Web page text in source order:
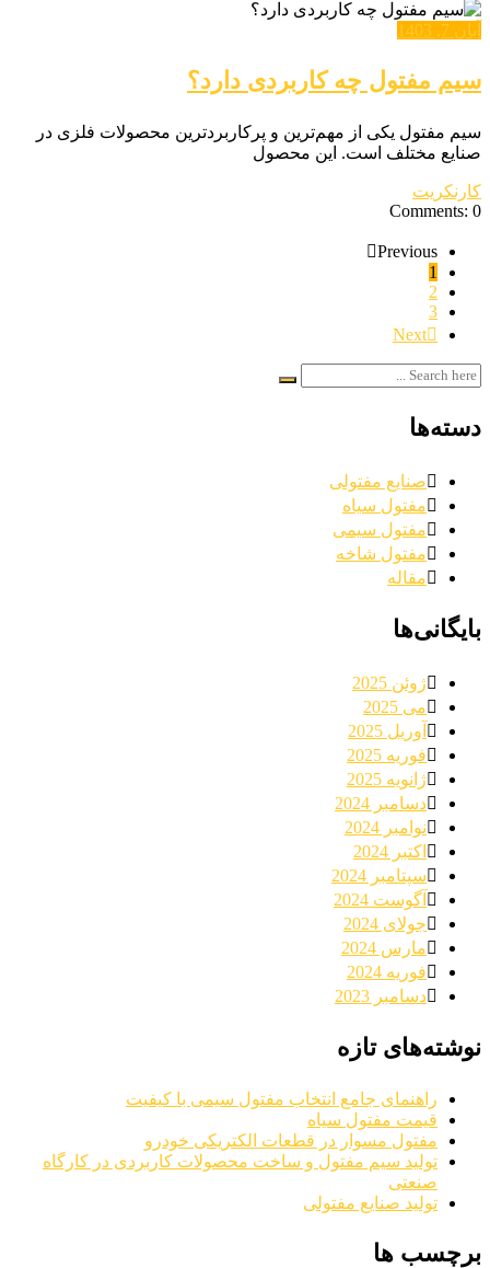
آبان 7, 1403
سیم مفتول چه کاربردی دارد؟
سیم مفتول یکی از مهم‌ترین و پرکاربردترین محصولات فلزی در
صنایع مختلف است. این محصول
کارنکریت
Comments: 0
Previous
1
2
3
Next
دسته‌ها
صنایع مفتولی
مفتول سیاه
مفتول سیمی
مفتول شاخه
مقاله
بایگانی‌ها
ژوئن 2025
می 2025
آوریل 2025
فوریه 2025
ژانویه 2025
دسامبر 2024
نوامبر 2024
اکتبر 2024
سپتامبر 2024
آگوست 2024
جولای 2024
مارس 2024
فوریه 2024
دسامبر 2023
نوشته‌های تازه
راهنمای جامع انتخاب مفتول سیمی با کیفیت
قیمت مفتول سیاه
مفتول مسوار در قطعات الکتریکی خودرو
تولید سیم مفتول و ساخت محصولات کاربردی در کارگاه
صنعتی
تولید صنایع مفتولی
برچسب ها